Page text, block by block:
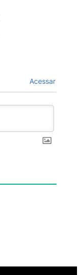
Acessar